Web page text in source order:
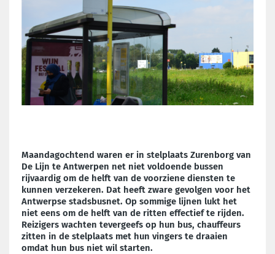
Maandagochtend waren er in stelplaats Zurenborg van
De Lijn te Antwerpen net niet voldoende bussen
rijvaardig om de helft van de voorziene diensten te
kunnen verzekeren. Dat heeft zware gevolgen voor het
Antwerpse stadsbusnet. Op sommige lijnen lukt het
niet eens om de helft van de ritten effectief te rijden.
Reizigers wachten tevergeefs op hun bus, chauffeurs
zitten in de stelplaats met hun vingers te draaien
omdat hun bus niet wil starten.